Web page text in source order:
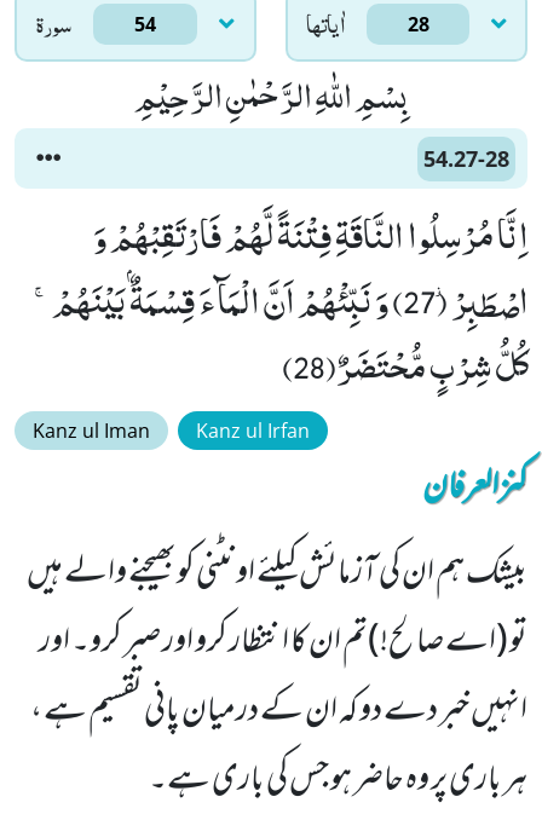
سورۃ 54 اٰياتها 28
بِسْمِ اللّٰهِ الرَّحْمٰنِ الرَّحِیْمِ
54.27-28
اِنَّا مُرْسِلُوا النَّاقَةِ فِتْنَةً لَّهُمْ فَارْتَقِبْهُمْ وَ
اصْطَبِرْ٘ (27) وَ نَبِّئْهُمْ اَنَّ الْمَآءَ قِسْمَةٌۢ بَیْنَهُمْۚ-
كُلُّ شِرْبٍ مُّحْتَضَرٌ(28)
Kanz ul Iman Kanz ul Irfan
کنزالعرفان
بیشک ہم ان کی آزمائش کیلئے اونٹنی کوبھیجنے والے ہیں
تو (اے صا لح!)تم ان کا انتظار کرو اور صبر کرو۔ اور
انہیں خبر دے دو کہ ان کے درمیان پانی تقسیم ہے ،
ہر باری پر وہ حاضر ہو جس کی باری ہے۔